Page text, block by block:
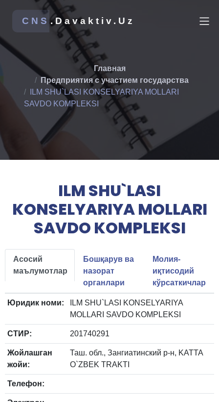
CNS .Davaktiv.Uz
Главная
Предприятия с участием государства
ILM SHU`LASI KONSELYARIYA MOLLARI
SAVDO KOMPLEKSI
ILM SHU`LASI
KONSELYARIYA MOLLARI
SAVDO KOMPLEKSI
Асосий
маълумотлар
Бошқарув ва
назорат
органлари
Молия-
иқтисодий
кўрсаткичлар
Юридик номи:
ILM SHU`LASI KONSELYARIYA
MOLLARI SAVDO KOMPLEKSI
СТИР: 201740291
Жойлашган
жойи:
Таш. обл., Зангиатинский р-н, KATTA
O`ZBEK TRAKTI
Телефон: